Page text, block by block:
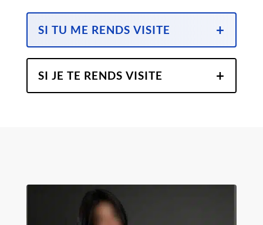
SI TU ME RENDS VISITE
SI JE TE RENDS VISITE